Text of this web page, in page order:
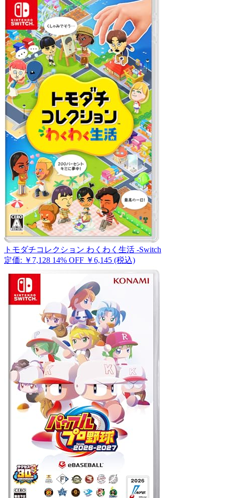
トモダチコレクション わくわく生活 -Switch
定価: ￥7,128 14% OFF ￥6,145 (税込)